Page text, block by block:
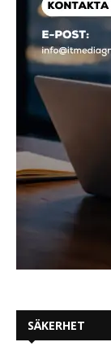
SÄKERHET